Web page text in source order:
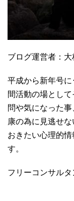
ブログ運営者：
平成から新年号に
間活動の場とし
問や気になった
康の為に見逃せ
おきたい心理的
す。
フリーコンサルタ